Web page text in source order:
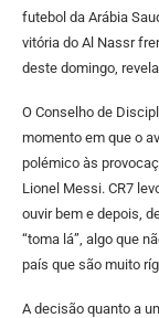
futebol da Arábia
vitória do Al Nassr
deste domingo,
O Conselho de
momento em que o
polémico às
Lionel Messi. CR7
ouvir bem e depois,
“toma lá”, algo que
país que são muito
A decisão quanto a